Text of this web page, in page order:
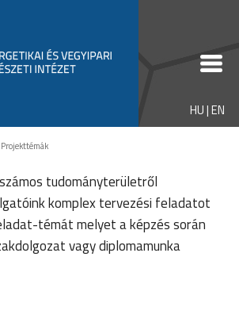
HU|EN
Projekttémák
tudományterületről
komplex tervezési feladatot
témát melyet a képzés során
vagy diplomamunka